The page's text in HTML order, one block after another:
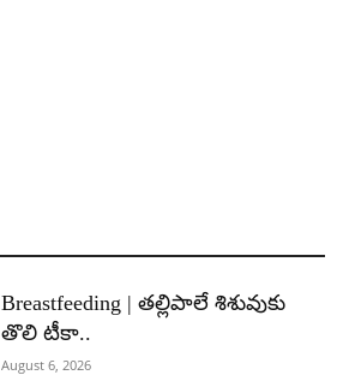
Breastfeeding | తల్లిపాలే శిశువుకు
తొలి టీకా..
August 6, 2026